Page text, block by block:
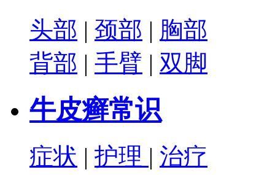
头部 | 颈部 | 胸部
背部 | 手臂 | 双脚
牛皮癣常识
症状 | 护理 | 治疗